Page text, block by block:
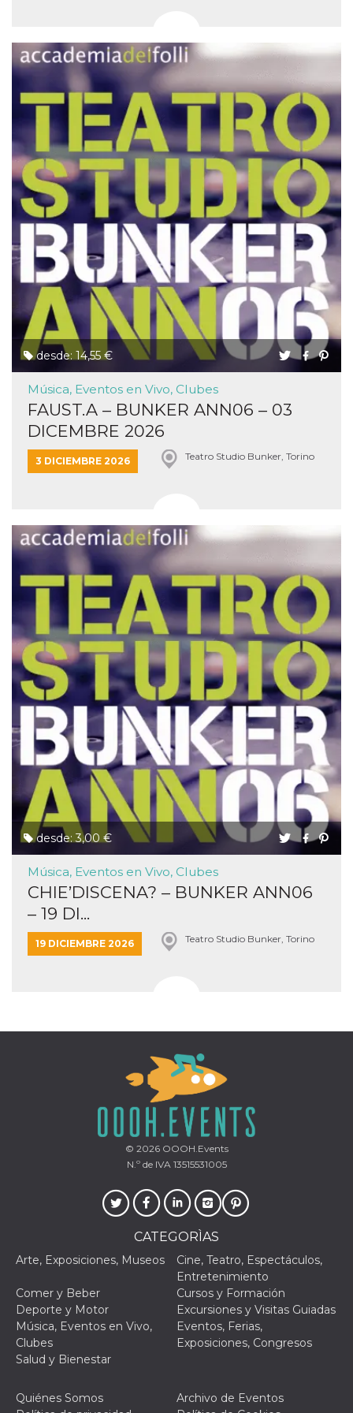
desde: 14,55 €
Música, Eventos en Vivo, Clubes
FAUST.A – BUNKER ANN06 – 03
DICEMBRE 2026
3 DICIEMBRE 2026 Teatro Studio Bunker, Torino
desde: 3,00 €
Música, Eventos en Vivo, Clubes
CHIE’DISCENA? – BUNKER ANN06
– 19 DI...
19 DICIEMBRE 2026 Teatro Studio Bunker, Torino
© 2026OOOH.Events
N.º de IVA 13515531005
CATEGORÌAS
Arte, Exposiciones, Museos
Cine, Teatro, Espectáculos,
Entretenimiento
Comer y Beber
Cursos y Formación
Deporte y Motor
Excursiones y Visitas Guiadas
Música, Eventos en Vivo,
Clubes
Eventos, Ferias,
Exposiciones, Congresos
Salud y Bienestar
Quiénes Somos
Archivo de Eventos